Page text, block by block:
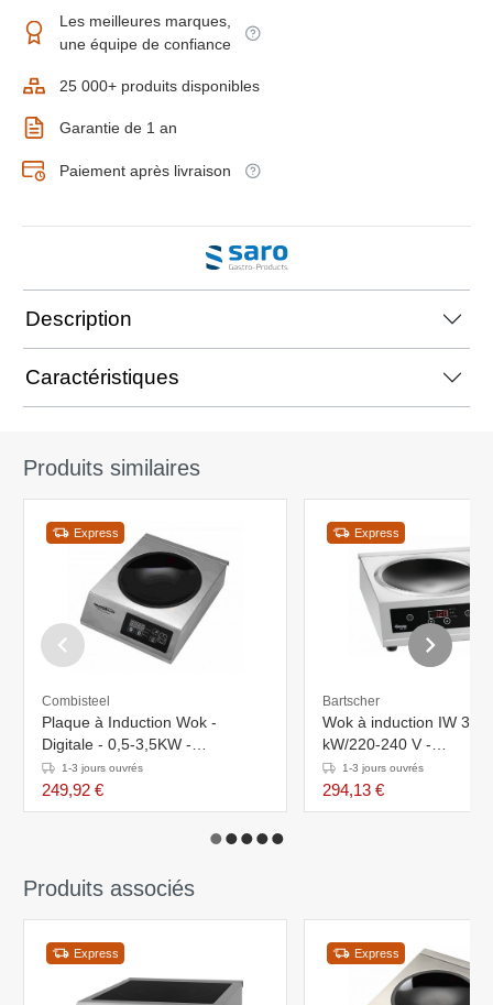
Les meilleures marques,
une équipe de confiance
25 000+ produits disponibles
Garantie de 1 an
Paiement après livraison
Description
Caractéristiques
Produits similaires
Express
Combisteel
Plaque à Induction Wok -
Digitale - 0,5-3,5KW -
340x440x117(h)mm
1-3 jours ouvrés
249,92 €
Express
Bartscher
Wok à induction IW 35 -
kW/220-240 V -
340x400x(h)125mm
1-3 jours ouvrés
294,13 €
Produits associés
Express Express